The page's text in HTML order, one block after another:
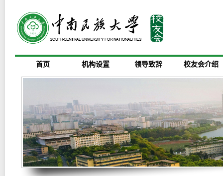
首页 机构设置 领导致辞 校友会介绍